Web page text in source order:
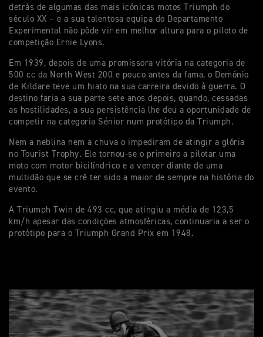
detrás de algumas das mais icónicas motos Triumph do
século XX – e a sua talentosa equipa do Departamento
Experimental não pôde vir em melhor altura para o piloto de
competição Ernie Lyons.
Em 1939, depois de uma promissora vitória na categoria de
500 cc da North West 200 e pouco antes da fama, o Demónio
de Kildare teve um hiato na sua carreira devido à guerra. O
destino faria a sua parte sete anos depois, quando, cessadas
as hostilidades, a sua persistência lhe deu a oportunidade de
competir na categoria Sénior num protótipo da Triumph.
Nem a neblina nem a chuva o impediram de atingir a glória
no Tourist Trophy. Ele tornou-se o primeiro a pilotar uma
moto com motor bicilíndrico e a vencer diante de uma
multidão que se crê ter sido a maior de sempre na história do
evento.
A Triumph Twin de 493 cc, que atingiu a média de 123,5
km/h apesar das condições atmosféricas, continuaria a ser o
protótipo para o Triumph Grand Prix em 1948.